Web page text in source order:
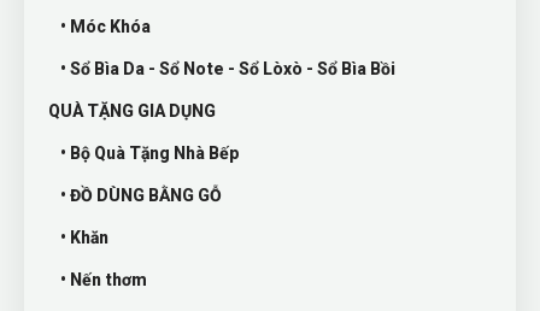
• Móc Khóa
• Sổ Bìa Da - Sổ Note - Sổ Lòxò - Sổ Bìa Bồi
QUÀ TẶNG GIA DỤNG
• Bộ Quà Tặng Nhà Bếp
• ĐỒ DÙNG BẰNG GỖ
• Khăn
• Nến thơm